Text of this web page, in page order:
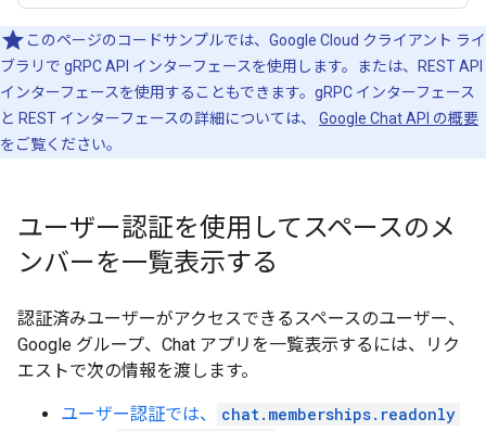
このページのコードサンプルでは、Google Cloud クライアント ライ
ブラリで gRPC API インターフェースを使用します。または、REST API
インターフェースを使用することもできます。gRPC インターフェース
と REST インターフェースの詳細については、 Google Chat API の概要
をご覧ください。
ユーザー認証を使用してスペースのメ
ンバーを一覧表示する
認証済みユーザーがアクセスできるスペースのユーザー、
Google グループ、Chat アプリを一覧表示するには、リク
エストで次の情報を渡します。
ユーザー認証では、
chat.memberships.readonly